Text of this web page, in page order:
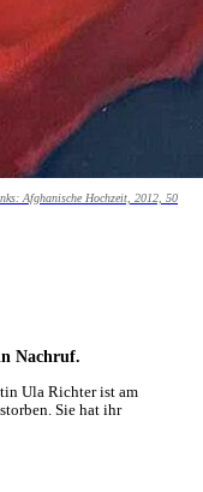
Afghanische Hochzeit, 2012, 50
Nachruf.
Ula Richter ist am
Sie hat ihr